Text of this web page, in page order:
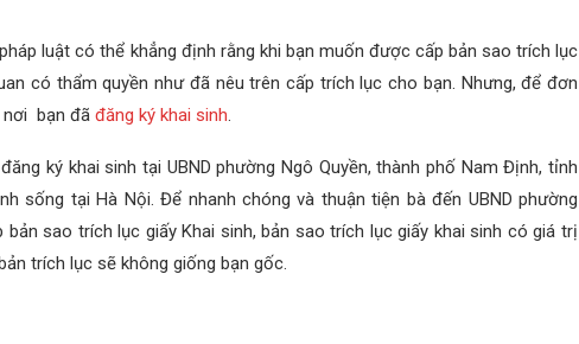
luật có thể khẳng định rằng khi bạn muốn được cấp bản sao trích lục
có thẩm quyền như đã nêu trên cấp trích lục cho bạn. Nhưng, để đơn
nơi bạn đã đăng ký khai sinh.
ký khai sinh tại UBND phường Ngô Quyền, thành phố Nam Định, tỉnh
sống tại Hà Nội. Để nhanh chóng và thuận tiện bà đến UBND phường
bản sao trích lục giấy Khai sinh, bản sao trích lục giấy khai sinh có giá trị
trích lục sẽ không giống bạn gốc.